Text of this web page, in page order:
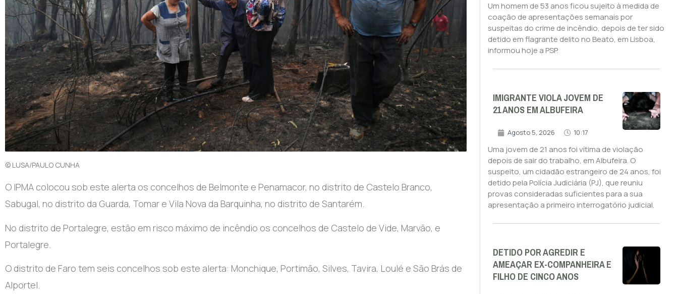
© LUSA/PAULO CUNHA
O IPMA colocou sob este alerta os concelhos de Belmonte e Penamacor, no distrito de Castelo Branco,
Sabugal, no distrito da Guarda, Tomar e Vila Nova da Barquinha, no distrito de Santarém.
No distrito de Portalegre, estão em risco máximo de incêndio os concelhos de Castelo de Vide, Marvão, e
Portalegre.
O distrito de Faro tem seis concelhos sob este alerta: Monchique, Portimão, Silves, Tavira, Loulé e São Brás de
Alportel.
Um homem de 53 anos ficou sujeito à medida de
coação de apresentações semanais por
suspeitas do crime de incêndio, depois de ter sido
detido em flagrante delito no Beato, em Lisboa,
informou hoje a PSP.
IMIGRANTE VIOLA JOVEM DE
21 ANOS EM ALBUFEIRA
Agosto 5, 2026 10:17
Uma jovem de 21 anos foi vítima de violação
depois de sair do trabalho, em Albufeira. O
suspeito, um cidadão estrangeiro de 24 anos, foi
detido pela Polícia Judiciária (PJ), que reuniu
provas consideradas suficientes para a sua
apresentação a primeiro interrogatório judicial.
DETIDO POR AGREDIR E
AMEAÇAR EX-COMPANHEIRA E
FILHO DE CINCO ANOS